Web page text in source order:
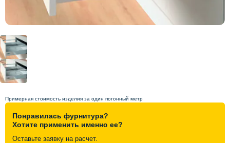
Схема работы
Акции и скидки
Портфолио
Статьи
Примерная стоимость изделия за один погонный метр
Понравилась фурнитура?
Хотите применить именно ее?
Оставьте заявку на расчет.